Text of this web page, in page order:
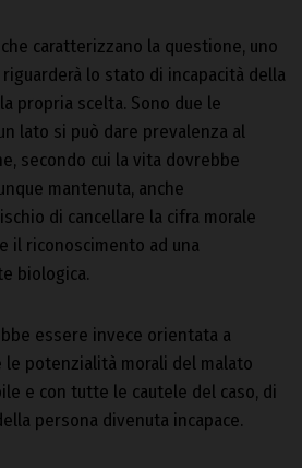
caratterizzano la questione, uno
lo stato di incapacità della
propria scelta. Sono due le
lato si può dare prevalenza al
secondo cui la vita dovrebbe
mantenuta, anche
di cancellare la cifra morale
il riconoscimento ad una
biologica.
essere invece orientata a
le potenzialità morali del malato
e con tutte le cautele del caso, di
persona divenuta incapace.